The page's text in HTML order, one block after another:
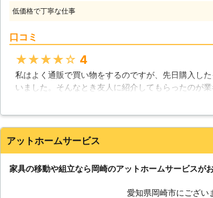
さんに代わって丁寧に
ます】 人の背丈も無
蔵庫は大きいうえ非常
っています。当社で
替えの際に力になりま
低価格で丁寧な仕事
口コミ
★★★★★ 4
私はよく通販で買い物をするのですが、先日購入し
いました。そんなとき友人に紹介してもらったのが
るよ！という友人のアドバイスで、早速連絡をして
岐阜県 羽島市 2016年11月12日
アットホームサービス
家具の移動や組立なら岡崎のアットホームサービスが
愛知県岡崎市にござい